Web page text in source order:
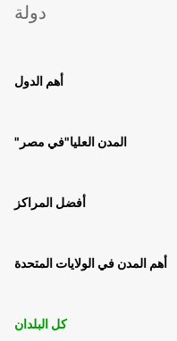
دولة
أهم الدول
"المدن العليا"في مصر
أفضل المراكز
أهم المدن في الولايات المتحدة
كل البلدان